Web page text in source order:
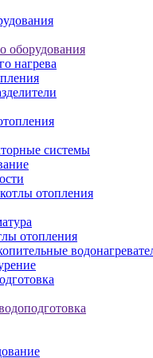
оборудования
нагрева
системы
отопления
отопления